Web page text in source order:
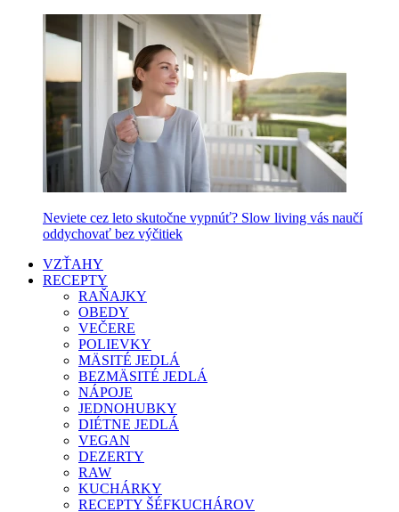
Neviete cez leto skutočne vypnúť? Slow living vás naučí
oddychovať bez výčitiek
VZŤAHY
RECEPTY
RAŇAJKY
OBEDY
VEČERE
POLIEVKY
MÄSITÉ JEDLÁ
BEZMÄSITÉ JEDLÁ
NÁPOJE
JEDNOHUBKY
DIÉTNE JEDLÁ
VEGAN
DEZERTY
RAW
KUCHÁRKY
RECEPTY ŠÉFKUCHÁROV